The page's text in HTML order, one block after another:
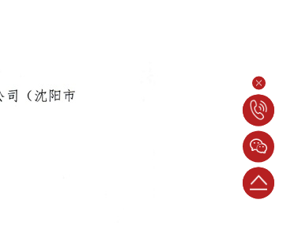
电
话：
024-
返